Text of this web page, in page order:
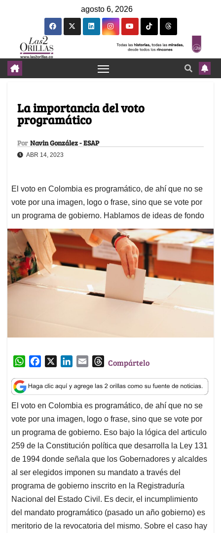
agosto 6, 2026
La importancia del voto
programático
Por Navin González - ESAP
ABR 14, 2023
El voto en Colombia es programático, de ahí que no se
vote por una imagen, logo o frase, sino que se vote por
un programa de gobierno. Hablamos de ideas de fondo
W
a
t
s
A
p
p
c
e
b
o
o
k
n
k
e
d
I
n
a
i
l
T
r
e
a
d
s
Compártelo
El voto en Colombia es programático, de ahí que no se
vote por una imagen, logo o frase, sino que se vote por
un programa de gobierno. Eso bajo la lógica del articulo
259 de la Constitución política que desarrolla la Ley 131
de 1994 donde señala que los Gobernadores y alcaldes
al ser elegidos imponen su mandato a través del
programa de gobierno inscrito en la Registraduría
Nacional del Estado Civil. Es decir, el incumplimiento
del mandato programático (pasado un año gobierno) es
meritorio de la revocatoria del mismo. Sobre el caso hay